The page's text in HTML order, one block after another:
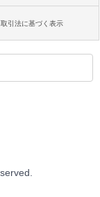
引法に基づく表示